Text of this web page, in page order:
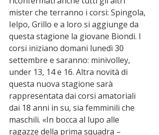
mister che terranno i corsi: Spingola,
Ielpo, Grillo e a loro si aggiunge da
questa stagione la giovane Biondi. I
corsi iniziano domani lunedì 30
settembre e saranno: minivolley,
under 13, 14 e 16. Altra novità di
questa nuova stagione sarà
rappresentata dai corsi amatoriali
dai 18 anni in su, sia femminili che
maschili. «In bocca al lupo alle
ragazze della prima squadra –